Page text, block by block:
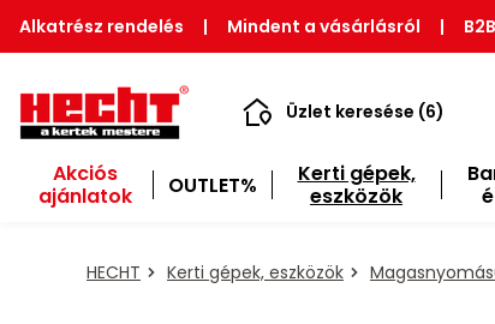
Alkatrész rendelés | Mindent a vásárlásról |
Üzlet keresése (6)
Akciós
ajánlatok
OUTLET%
Kerti gépek,
eszközök
HECHT Kerti gépek, eszközök